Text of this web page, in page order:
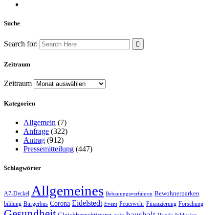
Suche
Search for:
Zeitraum
Zeitraum
Kategorien
Allgemein (7)
Anfrage (322)
Antrag (912)
Pressemitteilung (447)
Schlagwörter
A7-Deckel Allgemeines Bebauungsverfahren Bewohnerparken
bildung Bürgerbus Corona Eidelstedt Event Feuerwehr Finanzierung Forschung